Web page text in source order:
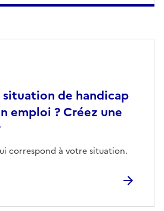
situation de handicap
emploi ? Créez une
correspond à votre situation.